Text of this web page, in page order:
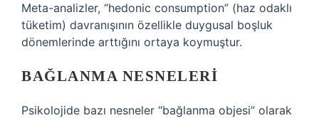
Meta-analizler, “hedonic consumption” (haz odaklı
tüketim) davranışının özellikle duygusal boşluk
dönemlerinde arttığını ortaya koymuştur.
BAĞLANMA NESNELERI
Psikolojide bazı nesneler “bağlanma objesi” olarak